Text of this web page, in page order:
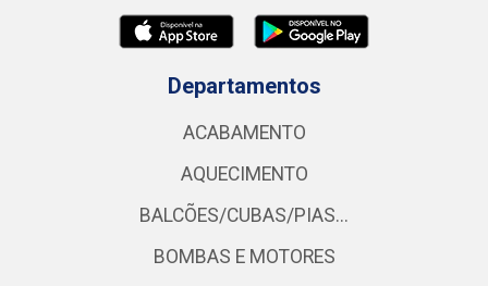
Departamentos
ACABAMENTO
AQUECIMENTO
BALCÕES/CUBAS/PIAS...
BOMBAS E MOTORES